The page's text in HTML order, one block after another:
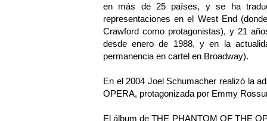
en más de 25 países, y se ha
representaciones en el West End
Crawford como protagonistas), y 21
desde enero de 1988, y en la
permanencia en cartel en Broadway).
En el 2004 Joel Schumacher realizó la
OPERA, protagonizada por Emmy
El álbum de THE PHANTOM OF THE